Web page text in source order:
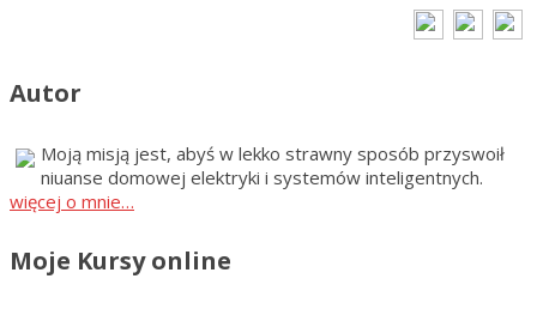
Autor
Moją misją jest, abyś w lekko strawny sposób przyswoił
niuanse domowej elektryki i systemów inteligentnych.
więcej o mnie…
Moje Kursy online